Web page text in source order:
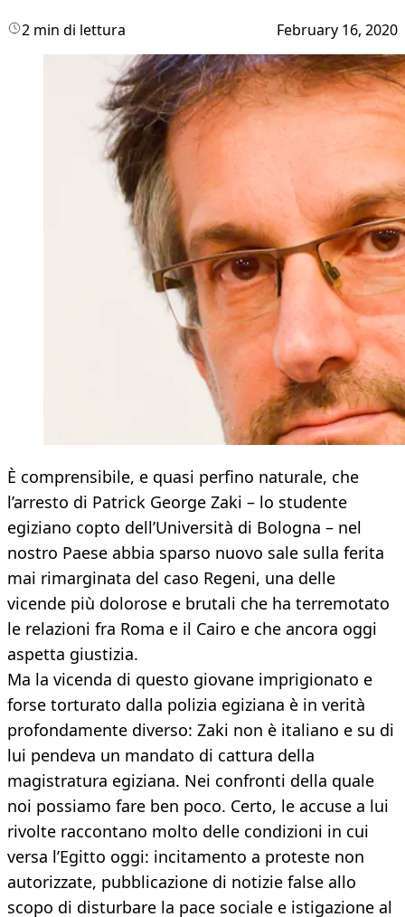
2 min di lettura February 16, 2020
È comprensibile, e quasi perfino naturale, che
l’arresto di Patrick George Zaki – lo studente
egiziano copto dell’Università di Bologna – nel
nostro Paese abbia sparso nuovo sale sulla ferita
mai rimarginata del caso Regeni, una delle
vicende più dolorose e brutali che ha terremotato
le relazioni fra Roma e il Cairo e che ancora oggi
aspetta giustizia.
Ma la vicenda di questo giovane imprigionato e
forse torturato dalla polizia egiziana è in verità
profondamente diverso: Zaki non è italiano e su di
lui pendeva un mandato di cattura della
magistratura egiziana. Nei confronti della quale
noi possiamo fare ben poco. Certo, le accuse a lui
rivolte raccontano molto delle condizioni in cui
versa l’Egitto oggi: incitamento a proteste non
autorizzate, pubblicazione di notizie false allo
scopo di disturbare la pace sociale e istigazione al